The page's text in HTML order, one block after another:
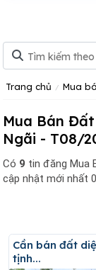
Trang chủ Mua
Mua Bán
Ngãi - T08/
Có 9 tin đăng Mua
cập nhật mới nhất
Cần bán đất diện tích 135m2 giá ****** tỷ tại tịnh thọ ,sơn
tịnh...